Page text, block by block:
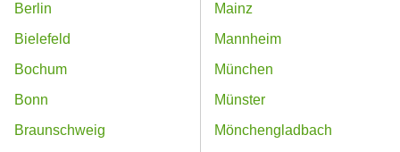
Berlin
Bielefeld
Bochum
Bonn
Braunschweig
Mainz
Mannheim
München
Münster
Mönchengladbach